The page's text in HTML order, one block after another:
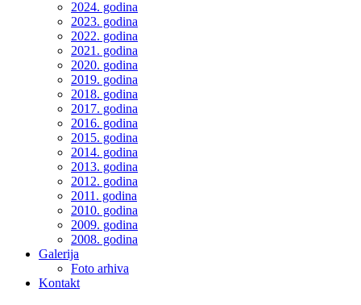
2024. godina
2023. godina
2022. godina
2021. godina
2020. godina
2019. godina
2018. godina
2017. godina
2016. godina
2015. godina
2014. godina
2013. godina
2012. godina
2011. godina
2010. godina
2009. godina
2008. godina
Galerija
Foto arhiva
Kontakt